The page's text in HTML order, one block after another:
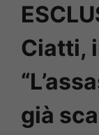
Ciatti,
già